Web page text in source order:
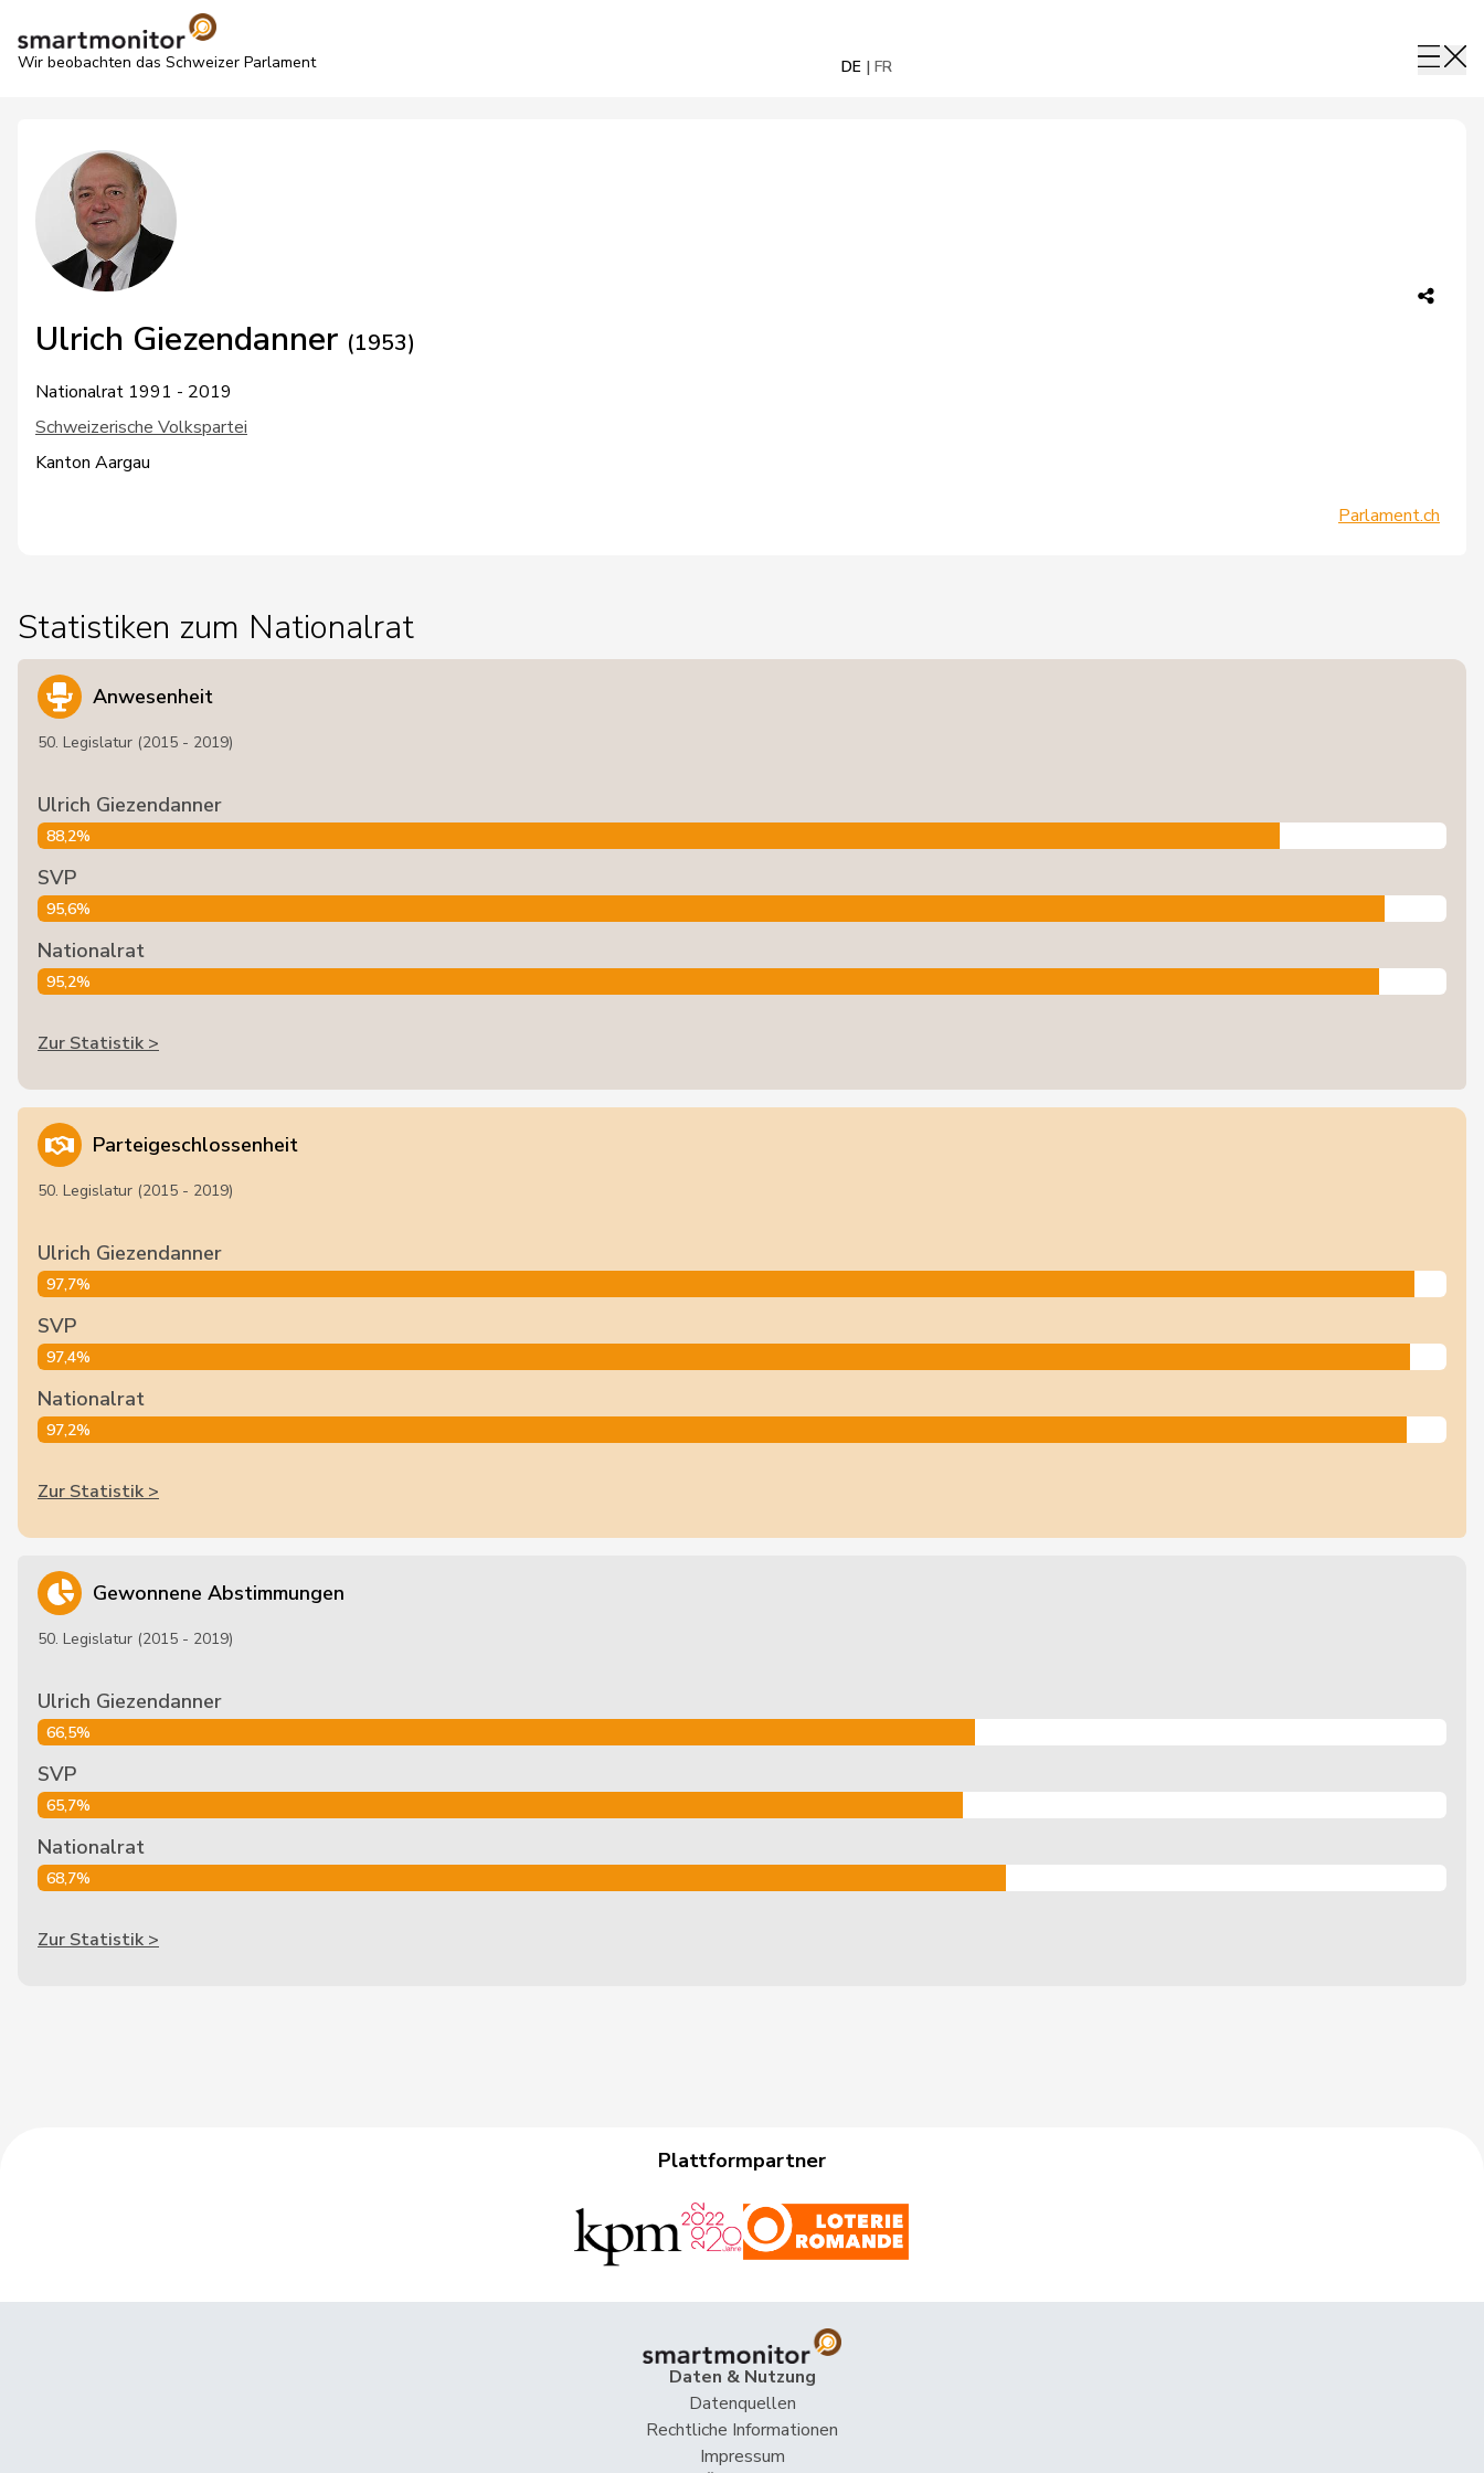
Wir beobachten das Schweizer Parlament DE FR
Ulrich Giezendanner (1953)
Nationalrat 1991 - 2019
Schweizerische Volkspartei
Kanton Aargau
Parlament.ch
Statistiken zum Nationalrat
Anwesenheit
50. Legislatur (2015 - 2019)
Ulrich Giezendanner
88,2%
SVP
95,6%
Nationalrat
95,2%
Zur Statistik >
Parteigeschlossenheit
50. Legislatur (2015 - 2019)
Ulrich Giezendanner
97,7%
SVP
97,4%
Nationalrat
97,2%
Zur Statistik >
Gewonnene Abstimmungen
50. Legislatur (2015 - 2019)
Ulrich Giezendanner
66,5%
SVP
65,7%
Nationalrat
68,7%
Zur Statistik >
Plattformpartner
Daten & Nutzung
Datenquellen
Rechtliche Informationen
Impressum